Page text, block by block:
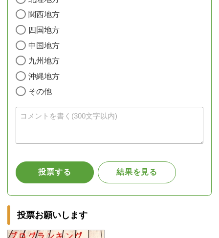
投票お願いします